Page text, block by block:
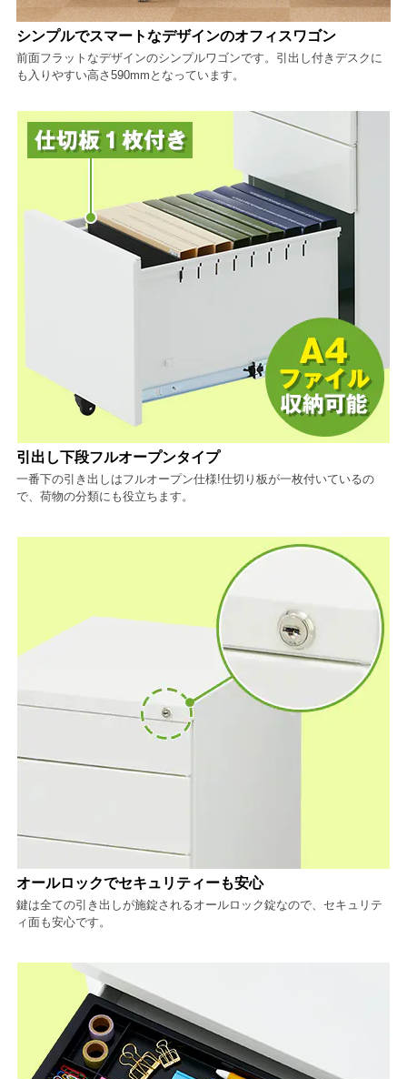
シンプルでスマートなデザインのオフィスワゴン
前面フラットなデザインのシンプルワゴンです。引出し付きデスクに
も入りやすい高さ590mmとなっています。
引出し下段フルオープンタイプ
一番下の引き出しはフルオープン仕様!仕切り板が一枚付いているの
で、荷物の分類にも役立ちます。
オールロックでセキュリティーも安心
鍵は全ての引き出しが施錠されるオールロック錠なので、セキュリテ
ィ面も安心です。